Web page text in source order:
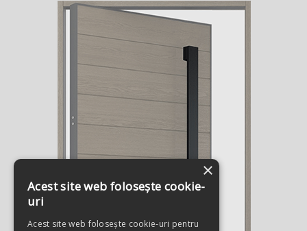
×
Acest site web folosește cookie-
uri
Acest site web folosește cookie-uri pentru